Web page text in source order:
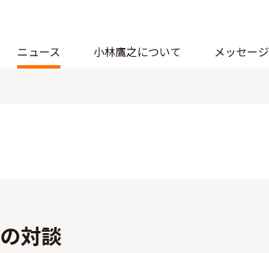
ニュース 小林鷹之について メッセージ
対談